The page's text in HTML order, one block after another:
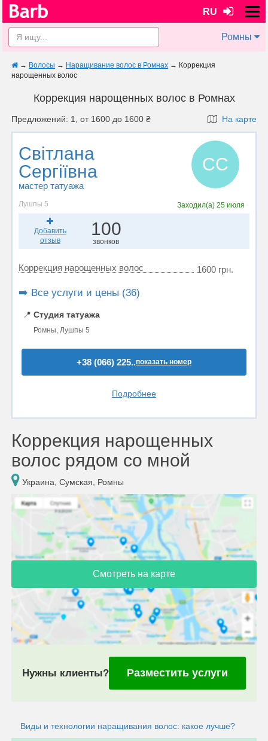
RU
Ромны
→ Волосы → Наращивание волос в Ромнах → Коррекция
нарощенных волос
Коррекция нарощенных волос в Ромнах
Предложений: 1, от 1600 до 1600 ₴ На карте
Світлана
Сергіївна
мастер татуажа
СС
Лушпы 5 Заходил(а)25 июля
Добавить
отзыв
100
звонков
Коррекция нарощенных волос 1600 грн.
➡️ Все услуги и цены (36)
📍 Студия татуажа
Ромны, Лушпы 5
+38 (066) 225..показать номер
Подробнее
Коррекция нарощенных
волос рядом со мной
Украина, Сумская, Ромны
Смотреть на карте
Нужны клиенты? Разместить услуги
Виды и технологии наращивания волос: какое лучше?